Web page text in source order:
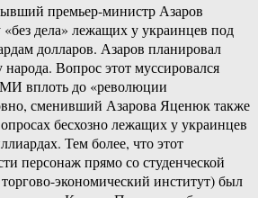
премьер-министр Азаров
дела» лежащих у украинцев под
долларов. Азаров планировал
Вопрос этот муссировался
вплоть до «революции
сменивший Азарова Яценюк также
бесхозно лежащих у украинцев
Тем более, что этот
персонаж прямо со студенческой
экономический институт) был